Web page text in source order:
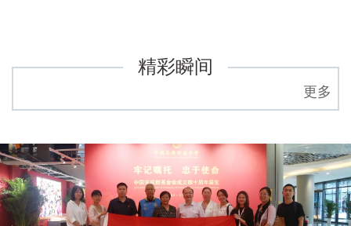
精彩瞬间
更多